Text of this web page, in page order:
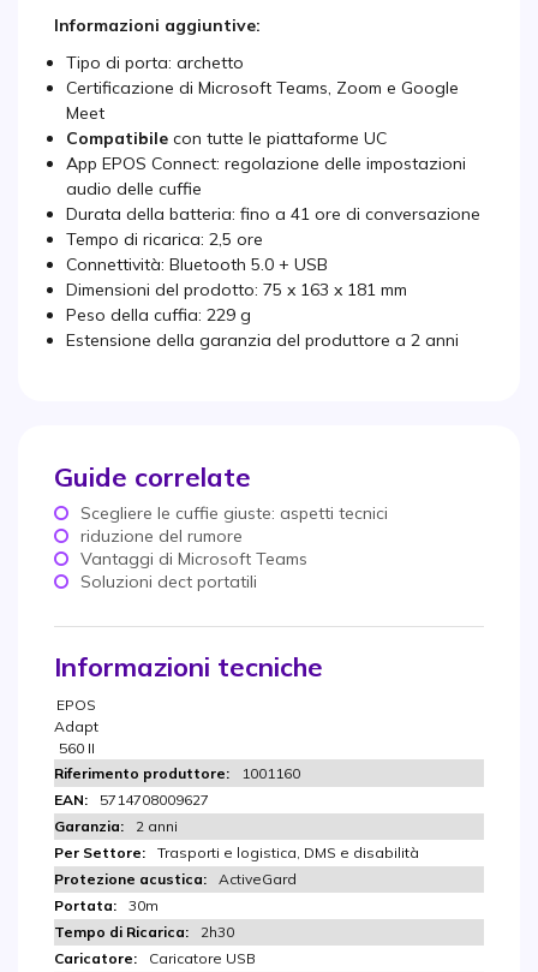
Informazioni aggiuntive:
Tipo di porta: archetto
Certificazione di Microsoft Teams, Zoom e Google
Meet
Compatibile con tutte le piattaforme UC
App EPOS Connect: regolazione delle impostazioni
audio delle cuffie
Durata della batteria: fino a 41 ore di conversazione
Tempo di ricarica: 2,5 ore
Connettività: Bluetooth 5.0 + USB
Dimensioni del prodotto: 75 x 163 x 181 mm
Peso della cuffia: 229 g
Estensione della garanzia del produttore a 2 anni
Guide correlate
Scegliere le cuffie giuste: aspetti tecnici
riduzione del rumore
Vantaggi di Microsoft Teams
Soluzioni dect portatili
Informazioni tecniche
EPOS
Adapt
560 II
1001160
5714708009627
2 anni
Trasporti e logistica, DMS e disabilità
ActiveGard
30m
2h30
Caricatore USB